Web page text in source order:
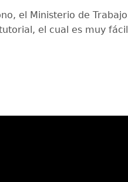
el Ministerio de Trabajo
el cual es muy fácil